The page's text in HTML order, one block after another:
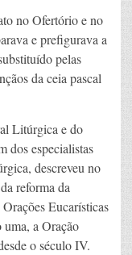
no Ofertório e no
e prefigurava a
pelas
da ceia pascal
Litúrgica e do
dos especialistas
descreveu no
reforma da
Eucarísticas
uma, a Oração
o século IV.